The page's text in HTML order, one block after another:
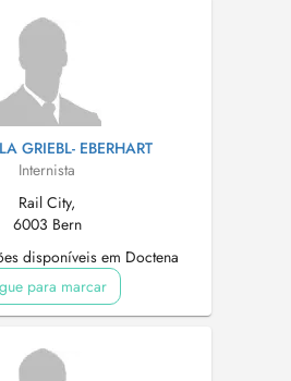
GRIEBL- EBERHART
Internista
Rail City,
6003 Bern
disponíveis em Doctena
para marcar